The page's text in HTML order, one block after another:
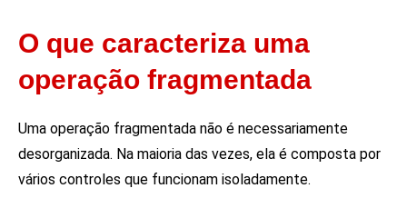
O que caracteriza uma
operação fragmentada
Uma operação fragmentada não é necessariamente
desorganizada. Na maioria das vezes, ela é composta por
vários controles que funcionam isoladamente.